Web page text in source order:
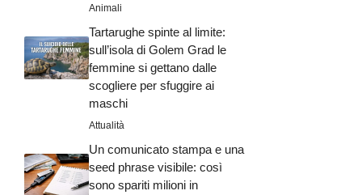
Animali
Tartarughe spinte al limite:
sull’isola di Golem Grad le
femmine si gettano dalle
scogliere per sfuggire ai
maschi
Attualità
Un comunicato stampa e una
seed phrase visibile: così
sono spariti milioni in